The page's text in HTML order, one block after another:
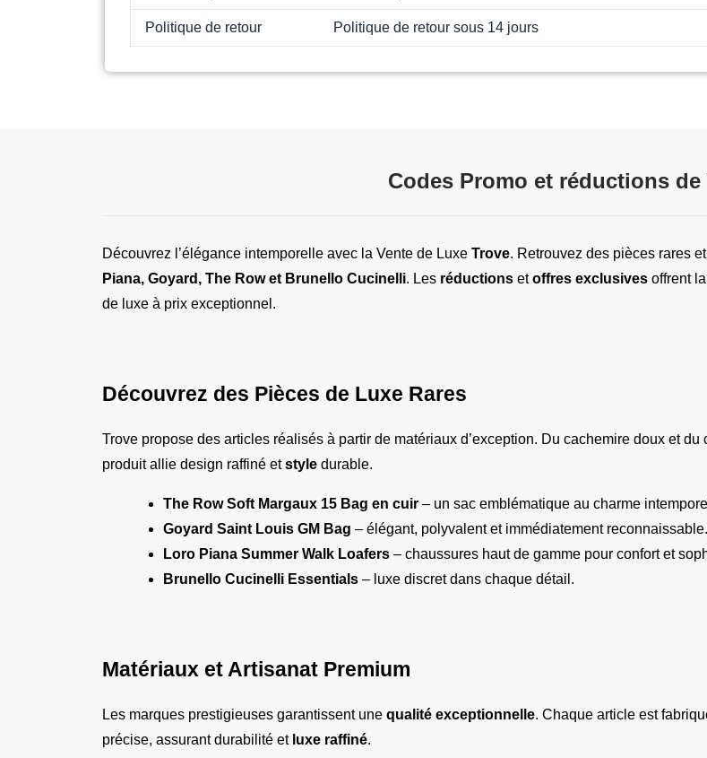
Politique de retour Politique de retour sous 14 jours
Codes Promo et réductions de
Découvrez l’élégance intemporelle avec la Vente de Luxe Trove. Retrouvez des pièces rares
Piana, Goyard, The Row et Brunello Cucinelli. Les réductions et offres exclusives offrent
de luxe à prix exceptionnel.
Découvrez des Pièces de Luxe Rares
Trove propose des articles réalisés à partir de matériaux d’exception. Du cachemire doux et
produit allie design raffiné et style durable.
The Row Soft Margaux 15 Bag en cuir – un sac emblématique au charme
Goyard Saint Louis GM Bag – élégant, polyvalent et immédiatement reconnaissable.
Loro Piana Summer Walk Loafers – chaussures haut de gamme pour confort et
Brunello Cucinelli Essentials – luxe discret dans chaque détail.
Matériaux et Artisanat Premium
Les marques prestigieuses garantissent une qualité exceptionnelle. Chaque article est
précise, assurant durabilité et luxe raffiné.